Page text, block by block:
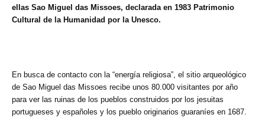
ellas Sao Miguel das Missoes, declarada en 1983 Patrimonio
Cultural de la Humanidad por la Unesco.
En busca de contacto con la “energía religiosa”, el sitio arqueológico
de Sao Miguel das Missoes recibe unos 80.000 visitantes por año
para ver las ruinas de los pueblos construidos por los jesuitas
portugueses y españoles y los pueblo originarios guaraníes en 1687.